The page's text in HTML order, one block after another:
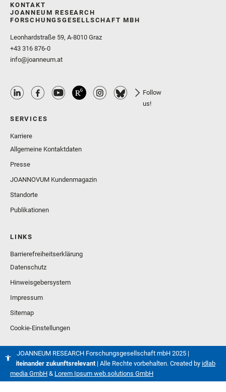
KONTAKT
JOANNEUM RESEARCH
FORSCHUNGSGESELLSCHAFT MBH
Leonhardstraße 59, A-8010 Graz
+43 316 876-0
info@joanneum.at
Follow
us!
SERVICES
Karriere
Allgemeine Kontaktdaten
Presse
JOANNOVUM Kundenmagazin
Standorte
Publikationen
LINKS
Barrierefreiheitserklärung
Datenschutz
Hinweisgebersystem
Impressum
Sitemap
Cookie-Einstellungen
© JOANNEUM RESEARCH Forschungsgesellschaft mbH 2025 |
Miteinander zukunftsrelevant | Alle Rechte vorbehalten. Created by idlab
media GmbH & Lorem Ipsum web.solutions GmbH